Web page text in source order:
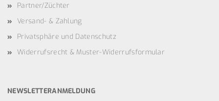
Partner/Züchter
Versand- & Zahlung
Privatsphäre und Datenschutz
Widerrufsrecht & Muster-Widerrufsformular
NEWSLETTERANMELDUNG